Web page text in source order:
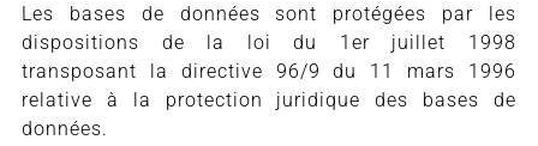
Les bases de données sont protégées par les
dispositions de la loi du 1er juillet 1998
transposant la directive 96/9 du 11 mars 1996
relative à la protection juridique des bases de
données.